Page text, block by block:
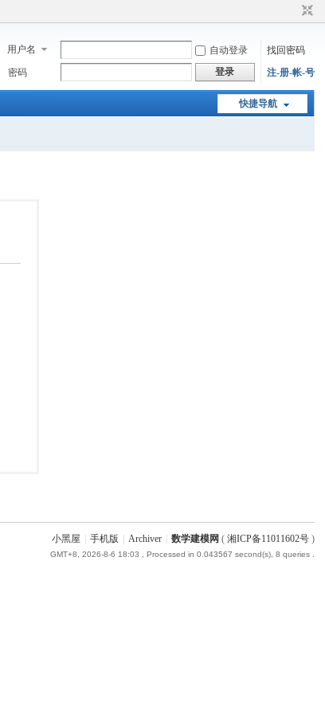
用户名 自动登录
找回密码
密码
登录 注-册-帐-号
快捷导航
小黑屋 手机版 Archiver 数学建模网 ( 湘ICP备11011602号)
GMT+8, 2026-8-6 18:03 , Processed in 0.043567 second(s), 8 queries .